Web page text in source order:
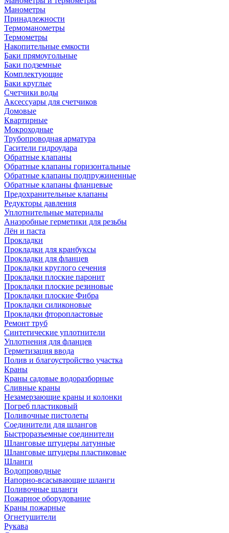
Манометры
Принадлежности
Термоманометры
Термометры
Накопительные емкости
Баки прямоугольные
Баки подземные
Комплектующие
Баки круглые
Счетчики воды
Аксессуары для счетчиков
Домовые
Квартирные
Мокроходные
Трубопроводная арматура
Гасители гидроудара
Обратные клапаны
Обратные клапаны горизонтальные
Обратные клапаны подпружиненные
Обратные клапаны фланцевые
Предохранительные клапаны
Редукторы давления
Уплотнительные материалы
Анаэробные герметики для резьбы
Лён и паста
Прокладки
Прокладки для кранбуксы
Прокладки для фланцев
Прокладки круглого сечения
Прокладки плоские паронит
Прокладки плоские резиновые
Прокладки плоские Фибра
Прокладки силиконовые
Прокладки фторопластовые
Ремонт труб
Синтетические уплотнители
Уплотнения для фланцев
Герметизация ввода
Полив и благоустройство участка
Краны
Краны садовые водоразборные
Сливные краны
Незамерзающие краны и колонки
Погреб пластиковый
Поливочные пистолеты
Соединители для шлангов
Быстроразъемные соединители
Шланговые штуцеры латунные
Шланговые штуцеры пластиковые
Шланги
Водопроводные
Напорно-всасывающие шланги
Поливочные шланги
Пожарное оборудование
Краны пожарные
Огнетушители
Рукава